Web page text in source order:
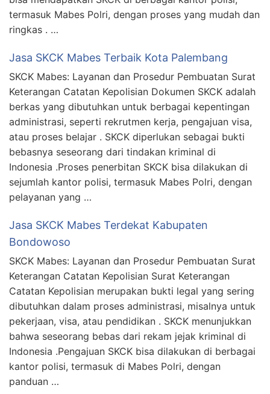
termasuk Mabes Polri, dengan proses yang mudah dan
ringkas . …
Jasa SKCK Mabes Terbaik Kota Palembang
SKCK Mabes: Layanan dan Prosedur Pembuatan Surat
Keterangan Catatan Kepolisian Dokumen SKCK adalah
berkas yang dibutuhkan untuk berbagai kepentingan
administrasi, seperti rekrutmen kerja, pengajuan visa,
atau proses belajar . SKCK diperlukan sebagai bukti
bebasnya seseorang dari tindakan kriminal di
Indonesia .Proses penerbitan SKCK bisa dilakukan di
sejumlah kantor polisi, termasuk Mabes Polri, dengan
pelayanan yang …
Jasa SKCK Mabes Terdekat Kabupaten
Bondowoso
SKCK Mabes: Layanan dan Prosedur Pembuatan Surat
Keterangan Catatan Kepolisian Surat Keterangan
Catatan Kepolisian merupakan bukti legal yang sering
dibutuhkan dalam proses administrasi, misalnya untuk
pekerjaan, visa, atau pendidikan . SKCK menunjukkan
bahwa seseorang bebas dari rekam jejak kriminal di
Indonesia .Pengajuan SKCK bisa dilakukan di berbagai
kantor polisi, termasuk di Mabes Polri, dengan
panduan …